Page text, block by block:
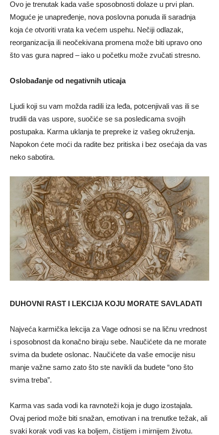
Ovo je trenutak kada vaše sposobnosti dolaze u prvi plan.
Moguće je unapređenje, nova poslovna ponuda ili saradnja
koja će otvoriti vrata ka većem uspehu. Nečiji odlazak,
reorganizacija ili neočekivana promena može biti upravo ono
što vas gura napred – iako u početku može zvučati stresno.
Oslobađanje od negativnih uticaja
Ljudi koji su vam možda radili iza leđa, potcenjivali vas ili se
trudili da vas uspore, suočiće se sa posledicama svojih
postupaka. Karma uklanja te prepreke iz vašeg okruženja.
Napokon ćete moći da radite bez pritiska i bez osećaja da vas
neko sabotira.
DUHOVNI RAST I LEKCIJA KOJU MORATE SAVLADATI
Najveća karmička lekcija za Vage odnosi se na ličnu vrednost
i sposobnost da konačno biraju sebe. Naučićete da ne morate
svima da budete oslonac. Naučićete da vaše emocije nisu
manje važne samo zato što ste navikli da budete “ono što
svima treba”.
Karma vas sada vodi ka ravnoteži koja je dugo izostajala.
Ovaj period može biti snažan, emotivan i na trenutke težak, ali
svaki korak vodi vas ka boljem, čistijem i mirnijem životu.